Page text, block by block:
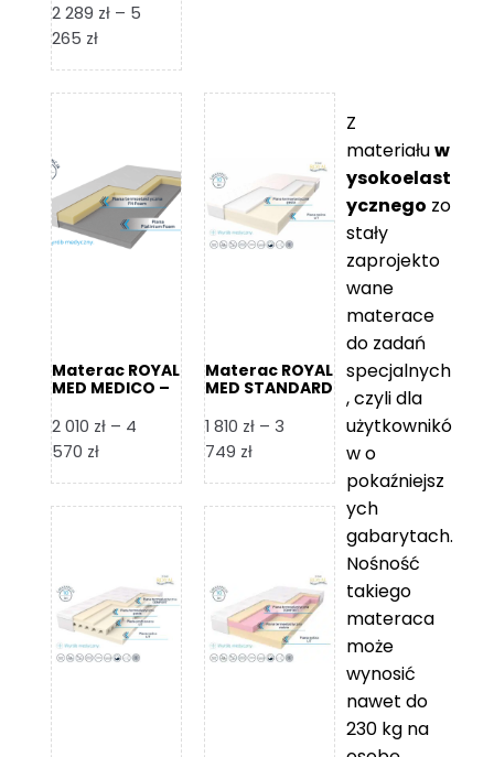
2 289 zł – 5
265 złZakres
od
do
5
265 zł
Materac ROYAL
MED MEDICO –
2 010 zł – 4
570 złZakres
od
4
570 zł
Materac ROYAL
MED STANDARD
1 810 zł – 3
749 złZakres
od
3
749 zł
Z
materiałuw
ysokoelast
ycznego zo
stały
zaprojekto
wane
materace
do zadań
specjalnych
, czyli dla
użytkownikó
w o
pokaźniejsz
ych
gabarytach.
Nośność
takiego
materaca
może
wynosić
nawet do
230 kg na